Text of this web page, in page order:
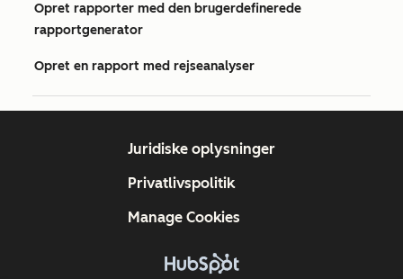
Opret rapporter med den brugerdefinerede
rapportgenerator
Opret en rapport med rejseanalyser
Juridiske oplysninger
Privatlivspolitik
Manage Cookies